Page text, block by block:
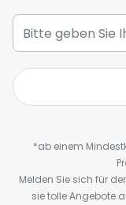
*ab einem
Melden Sie sich für
sie tolle Angebote